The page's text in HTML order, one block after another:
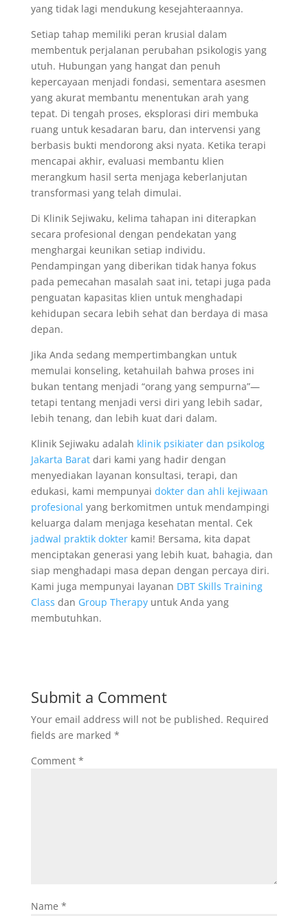
yang tidak lagi mendukung kesejahteraannya.
Setiap tahap memiliki peran krusial dalam
membentuk perjalanan perubahan psikologis yang
utuh. Hubungan yang hangat dan penuh
kepercayaan menjadi fondasi, sementara asesmen
yang akurat membantu menentukan arah yang
tepat. Di tengah proses, eksplorasi diri membuka
ruang untuk kesadaran baru, dan intervensi yang
berbasis bukti mendorong aksi nyata. Ketika terapi
mencapai akhir, evaluasi membantu klien
merangkum hasil serta menjaga keberlanjutan
transformasi yang telah dimulai.
Di Klinik Sejiwaku, kelima tahapan ini diterapkan
secara profesional dengan pendekatan yang
menghargai keunikan setiap individu.
Pendampingan yang diberikan tidak hanya fokus
pada pemecahan masalah saat ini, tetapi juga pada
penguatan kapasitas klien untuk menghadapi
kehidupan secara lebih sehat dan berdaya di masa
depan.
Jika Anda sedang mempertimbangkan untuk
memulai konseling, ketahuilah bahwa proses ini
bukan tentang menjadi “orang yang sempurna”—
tetapi tentang menjadi versi diri yang lebih sadar,
lebih tenang, dan lebih kuat dari dalam.
Klinik Sejiwaku adalah klinik psikiater dan psikolog
Jakarta Baratdari kami yang hadir dengan
menyediakan layanan konsultasi, terapi, dan
edukasi, kami mempunyai dokter dan ahli kejiwaan
profesional yang berkomitmen untuk mendampingi
keluarga dalam menjaga kesehatan mental. Cek
jadwal praktik dokterkami! Bersama, kita dapat
menciptakan generasi yang lebih kuat, bahagia, dan
siap menghadapi masa depan dengan percaya diri.
Kami juga mempunyai layanan DBT Skills Training
Class dan Group Therapyuntuk Anda yang
membutuhkan.
Submit a Comment
Your email address will not be published. Required
fields are marked *
Comment *
Name *